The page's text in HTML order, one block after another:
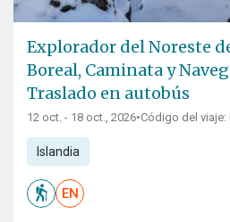
Explorador del Noreste
Boreal, Caminata y
Traslado en autobús
12 oct. - 18 oct., 2026•Código del viaje:
Islandia
EN